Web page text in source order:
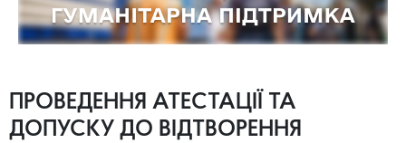
ПРОВЕДЕННЯ АТЕСТАЦІЇ ТА
ДОПУСКУ ДО ВІДТВОРЕННЯ